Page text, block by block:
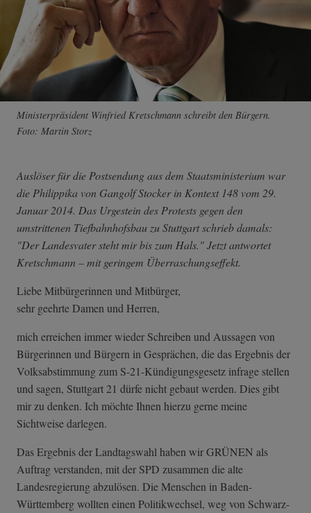
Ministerpräsident Winfried Kretschmann schreibt den Bürgern.
Foto: Martin Storz
Auslöser für die Postsendung aus dem Staatsministerium war
die Philippika von Gangolf Stocker in Kontext 148 vom 29.
Januar 2014. Das Urgestein des Protests gegen den
umstrittenen Tiefbahnhofsbau zu Stuttgart schrieb damals:
"Der Landesvater steht mir bis zum Hals." Jetzt antwortet
Kretschmann – mit geringem Überraschungseffekt.
Liebe Mitbürgerinnen und Mitbürger,
sehr geehrte Damen und Herren,
mich erreichen immer wieder Schreiben und Aussagen von
Bürgerinnen und Bürgern in Gesprächen, die das Ergebnis der
Volksabstimmung zum S-21-Kündigungsgesetz infrage stellen
und sagen, Stuttgart 21 dürfe nicht gebaut werden. Dies gibt
mir zu denken. Ich möchte Ihnen hierzu gerne meine
Sichtweise darlegen.
Das Ergebnis der Landtagswahl haben wir GRÜNEN als
Auftrag verstanden, mit der SPD zusammen die alte
Landesregierung abzulösen. Die Menschen in Baden-
Württemberg wollten einen Politikwechsel, weg von Schwarz-